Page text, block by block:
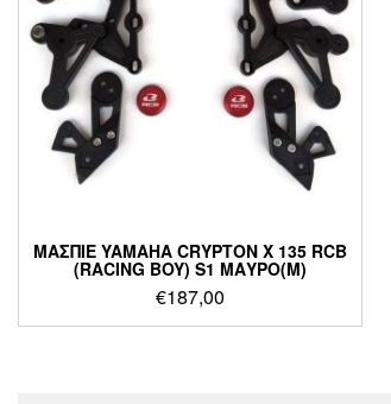
ΜΑΣΠΙΕ YAMAHA CRYPTON X 135 RCB
(RACING BOY) S1 ΜΑΥΡΟ(M)
€187,00